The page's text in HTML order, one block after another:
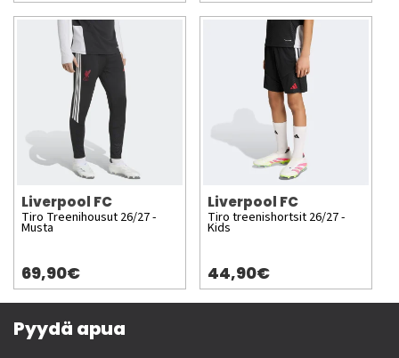
Liverpool FC
Tiro Treenihousut 26/27 -
Musta
69,90€
Liverpool FC
Tiro treenishortsit 26/27 -
Kids
44,90€
Pyydä apua